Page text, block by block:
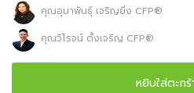
คุณอุมาพันธุ์ เจริญยิ่ง CFP®
คุณวิโรจน์ ตั้งเจริญ CFP®
หยิบใส่ตะกร้